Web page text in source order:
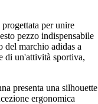
per unire
pezzo indispensabile
del marchio adidas a
di un'attività sportiva,
presenta una silhouette
ergonomica